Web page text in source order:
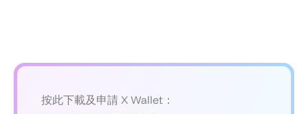
按此下載及申請 X Wallet：